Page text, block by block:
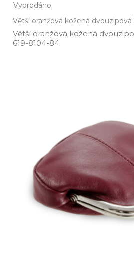
Vyprodáno
Větší oranžová kožená
Větší oranžová kožená
619­-8104­-84